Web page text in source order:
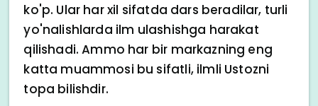
ko'p. Ular har xil sifatda dars beradilar, turli
yo'nalishlarda ilm ulashishga harakat
qilishadi. Ammo har bir markazning eng
katta muammosi bu sifatli, ilmli Ustozni
topa bilishdir.